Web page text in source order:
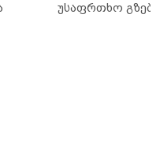
უსაფრთხო გზები